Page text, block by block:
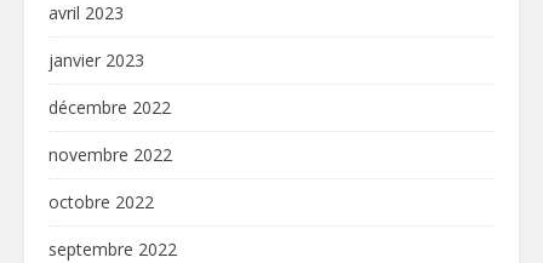
avril 2023
janvier 2023
décembre 2022
novembre 2022
octobre 2022
septembre 2022